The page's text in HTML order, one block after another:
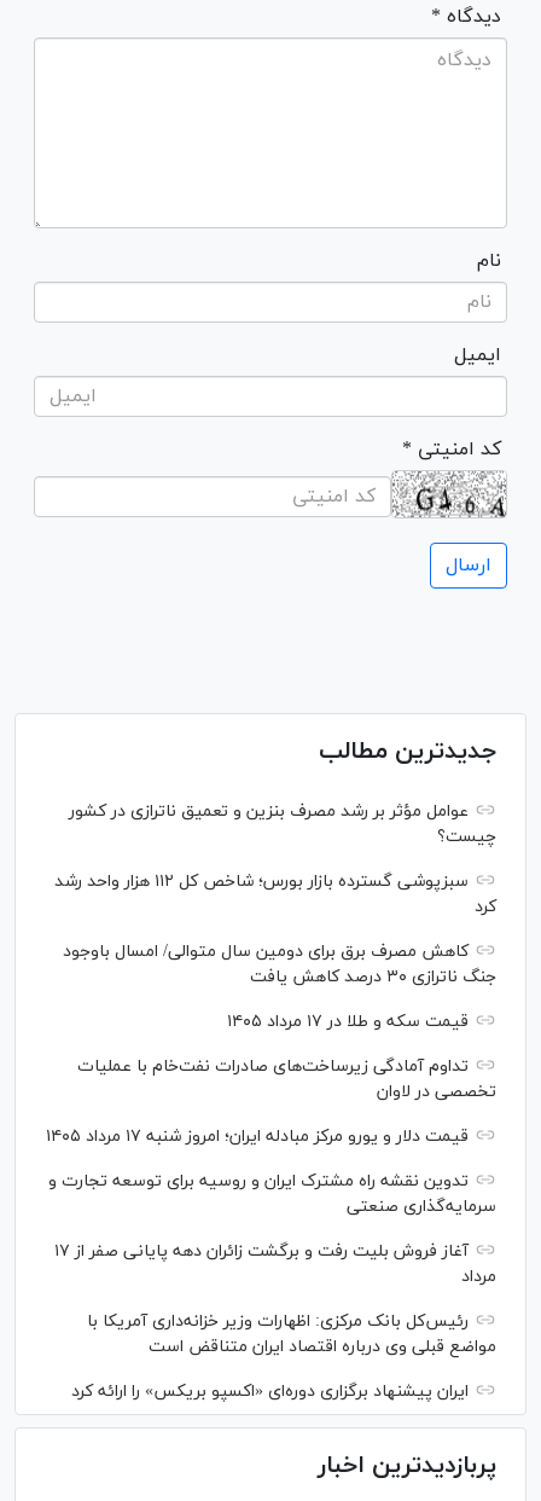
* دیدگاه
نام
ایمیل
* کد امنیتی
جدیدترین مطالب
عوامل مؤثر بر رشد مصرف بنزین و تعمیق ناترازی در کشور
چیست؟
سبزپوشی گسترده بازار بورس؛ شاخص کل ۱۱۲ هزار واحد رشد
کرد
کاهش مصرف برق برای دومین سال متوالی/ امسال باوجود
جنگ ناترازی ۳۰ درصد کاهش یافت
قیمت سکه و طلا در ۱۷ مرداد ۱۴۰۵
تداوم آمادگی زیرساخت‌های صادرات نفت‌خام با عملیات
تخصصی در لاوان
قیمت دلار و یورو مرکز مبادله ایران؛ امروز شنبه ۱۷ مرداد ۱۴۰۵
تدوین نقشه راه مشترک ایران و روسیه برای توسعه تجارت و
سرمایه‌گذاری صنعتی
آغاز فروش بلیت رفت و برگشت زائران دهه پایانی صفر از ۱۷
مرداد
رئیس‌کل بانک مرکزی: اظهارات وزیر خزانه‌داری آمریکا با
مواضع قبلی وی درباره اقتصاد ایران متناقض است
ایران پیشنهاد برگزاری دوره‌ای «اکسپو بریکس» را ارائه کرد
پربازدیدترین اخبار